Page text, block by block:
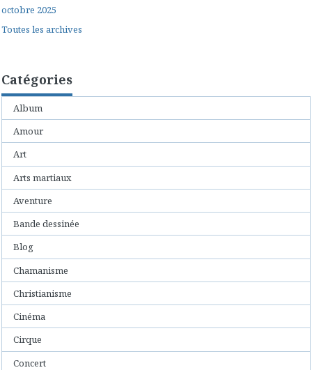
octobre 2025
Toutes les archives
Catégories
Album
Amour
Art
Arts martiaux
Aventure
Bande dessinée
Blog
Chamanisme
Christianisme
Cinéma
Cirque
Concert